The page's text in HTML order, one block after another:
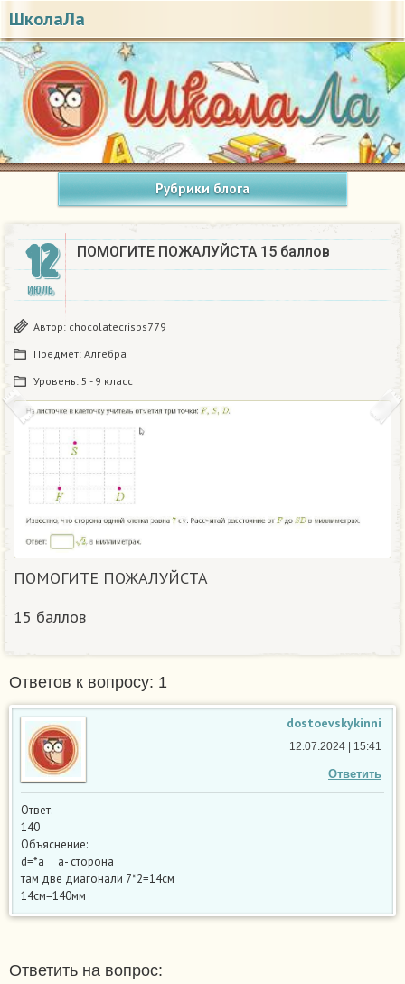
ШколаЛа
Рубрики блога
12
ИЮЛЬ
ПОМОГИТЕ ПОЖАЛУЙСТА 15 баллов
Автор: chocolatecrisps779
Предмет: Алгебра
Уровень: 5 - 9 класс
ПОМОГИТЕ ПОЖАЛУЙСТА
15 баллов
Ответов к вопросу: 1
dostoevskykinni
Ответить
12.07.2024 | 15:41
Ответ:
140
Объяснение:
d=*a a- сторона
там две диагонали 7*2=14см
14см=140мм
Ответить на вопрос: